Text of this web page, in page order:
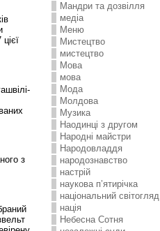
з
Мандри та дозвілля
медіа
Меню
Мистецтво
мистецтво
Мова
мова
Мода
Молдова
Музика
Наодинці з другом
Народні майстри
Народовладдя
народознавство
настрій
наукова п’ятирічка
національний світогляд
нація
Небесна Сотня